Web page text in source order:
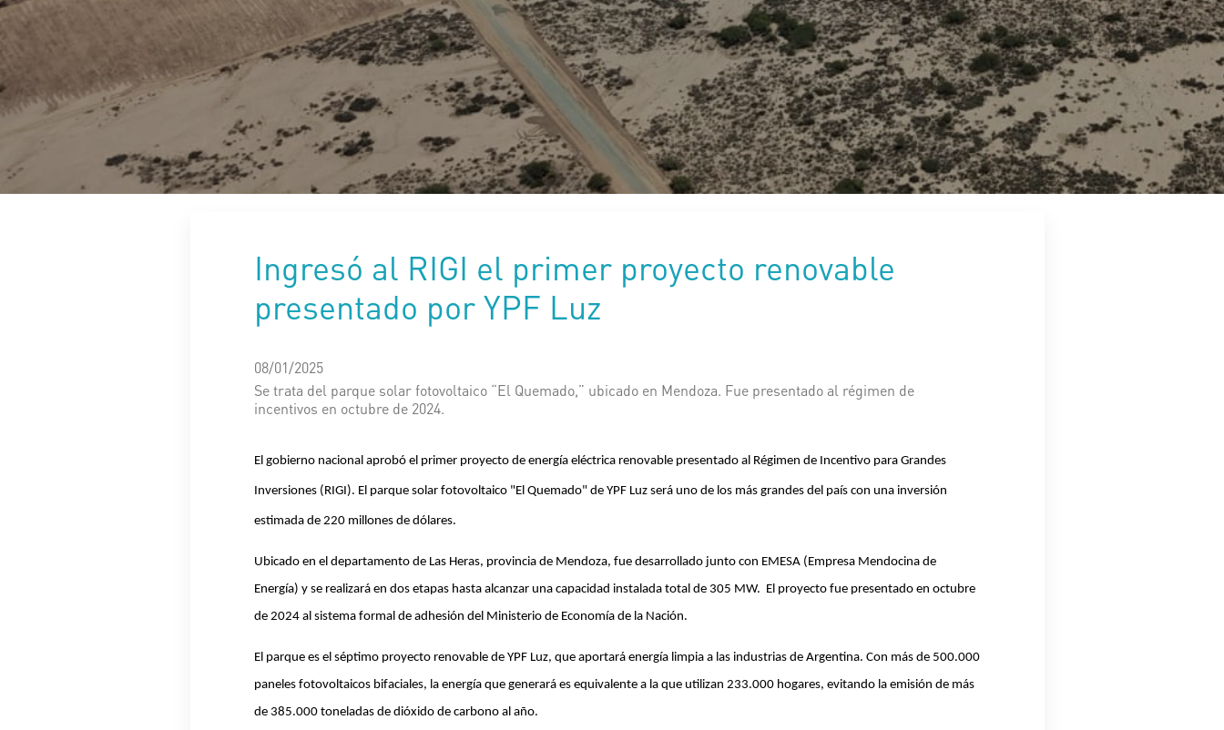
Ingresó al RIGI el primer proyecto renovable
presentado por YPF Luz
08/01/2025
Se trata del parque solar fotovoltaico “El Quemado,” ubicado en Mendoza. Fue presentado al régimen de
incentivos en octubre de 2024.
El gobierno nacional aprobó el primer proyecto de energía eléctrica renovable presentado al Régimen de Incentivo para Grandes
Inversiones (RIGI). El parque solar fotovoltaico "El Quemado" de YPF Luz será uno de los más grandes del país con una inversión
estimada de 220 millones de dólares.
Ubicado en el departamento de Las Heras, provincia de Mendoza, fue desarrollado junto con EMESA (Empresa Mendocina de
Energía) y se realizará en dos etapas hasta alcanzar una capacidad instalada total de 305 MW. El proyecto fue presentado en octubre
de 2024 al sistema formal de adhesión del Ministerio de Economía de la Nación.
El parque es el séptimo proyecto renovable de YPF Luz, que aportará energía limpia a las industrias de Argentina. Con más de 500.000
paneles fotovoltaicos bifaciales, la energía que generará es equivalente a la que utilizan 233.000 hogares, evitando la emisión de más
de 385.000 toneladas de dióxido de carbono al año.